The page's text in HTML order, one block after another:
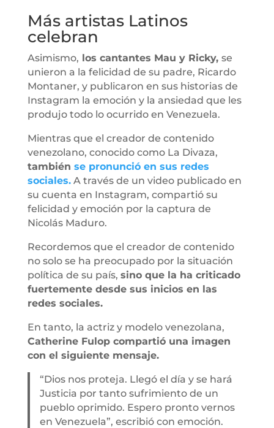
Más artistas Latinos
celebran
Asimismo, los cantantes Mau y Ricky, se
unieron a la felicidad de su padre, Ricardo
Montaner, y publicaron en sus historias de
Instagram la emoción y la ansiedad que les
produjo todo lo ocurrido en Venezuela.
Mientras que el creador de contenido
venezolano, conocido como La Divaza,
también se pronunció en sus redes
sociales.A través de un video publicado en
su cuenta en Instagram, compartió su
felicidad y emoción por la captura de
Nicolás Maduro.
Recordemos que el creador de contenido
no solo se ha preocupado por la situación
política de su país, sino que la ha criticado
fuertemente desde sus inicios en las
redes sociales.
En tanto, la actriz y modelo venezolana,
Catherine Fulop compartió una imagen
con el siguiente mensaje.
“Dios nos proteja. Llegó el día y se hará
Justicia por tanto sufrimiento de un
pueblo oprimido. Espero pronto vernos
en Venezuela”, escribió con emoción.